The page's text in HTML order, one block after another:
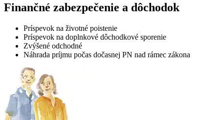
Finančné zabezpečenie a dôchodok
Príspevok na životné poistenie
Príspevok na doplnkové dôchodkové sporenie
Zvýšené odchodné
Náhrada príjmu počas dočasnej PN nad rámec zákona